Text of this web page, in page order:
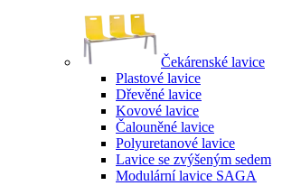
Čekárenské lavice
Plastové lavice
Dřevěné lavice
Kovové lavice
Čalouněné lavice
Polyuretanové lavice
Lavice se zvýšeným sedem
Modulární lavice SAGA